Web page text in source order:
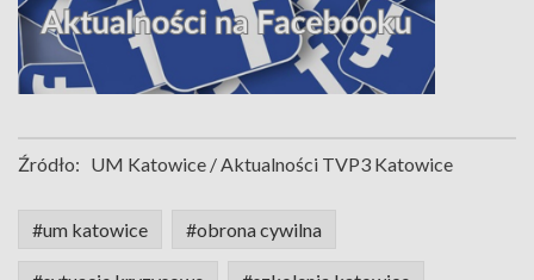
Źródło: UM Katowice / Aktualności TVP3 Katowice
#um katowice #obrona cywilna